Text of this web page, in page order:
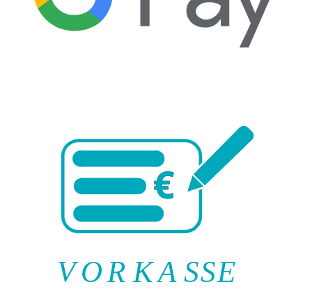
VOR KA SSE